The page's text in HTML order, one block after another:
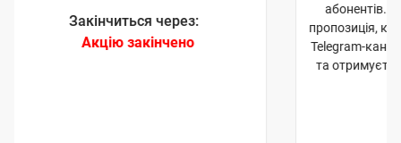
Закінчиться через:
Акцію закінчено
абонентів.
пропозиція,
Telegram-
та